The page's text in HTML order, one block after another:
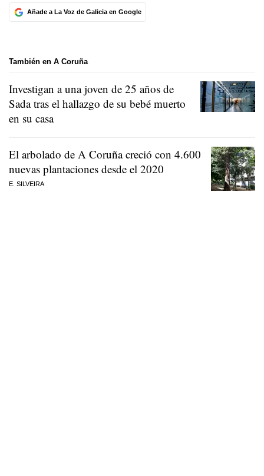
Añade a La Voz de Galicia en Google
También en A Coruña
Investigan a una joven de 25 años de
Sada tras el hallazgo de su bebé muerto
en su casa
El arbolado de A Coruña creció con 4.600
nuevas plantaciones desde el 2020
E. SILVEIRA